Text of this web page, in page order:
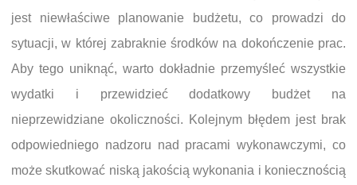
jest niewłaściwe planowanie budżetu, co prowadzi do
sytuacji, w której zabraknie środków na dokończenie prac.
Aby tego uniknąć, warto dokładnie przemyśleć wszystkie
wydatki i przewidzieć dodatkowy budżet na
nieprzewidziane okoliczności. Kolejnym błędem jest brak
odpowiedniego nadzoru nad pracami wykonawczymi, co
może skutkować niską jakością wykonania i koniecznością